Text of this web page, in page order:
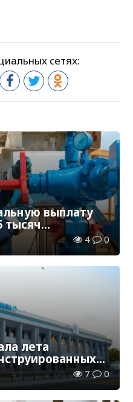
сетях:
выплату
тысяч
во вредных4 0
лета
7 0